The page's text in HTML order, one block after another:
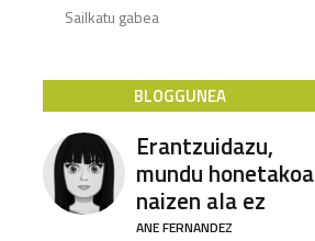
Sailkatu gabea
BLOGGUNEA
Erantzuidazu,
mundu honetakoa
naizen ala ez
ANE FERNANDEZ